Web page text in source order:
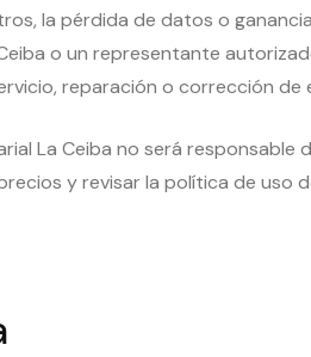
la pérdida de datos o
o un representante
reparación o corrección
La Ceiba no será
y revisar la política de uso